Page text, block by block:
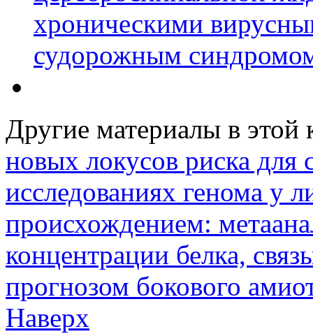
хроническими
судорожным
Другие материалы в этой
новых локусов риска для
исследованиях генома у
происхождением:
концентрации белка,
прогнозом бокового
Наверх